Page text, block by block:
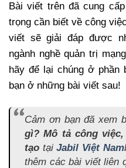
Bài viết trên đã cung
trọng cần biết về công
viết sẽ giải đáp được
ngành nghề quản trị
hãy để lại chúng ở phần
bạn ở những bài viết sau!
Cảm ơn bạn đã xem
gì? Mô tả công
tạo tạiJabil Việt Nam
thêm các bài viết liên